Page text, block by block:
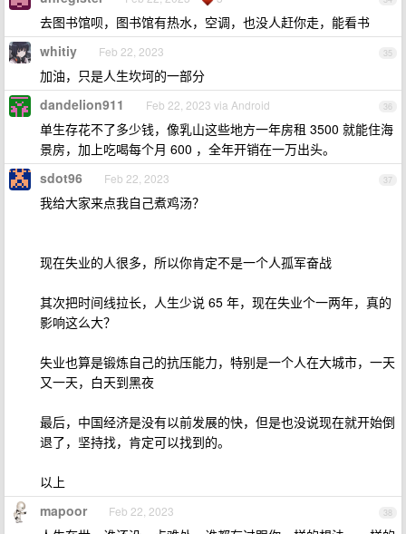
去图书馆呗，图书馆有热水，空调，也没人赶你走，能看书
35
whitiy Feb 22, 2023
加油，只是人生坎坷的一部分
36
dandelion911 Feb 22, 2023 via Android
单生存花不了多少钱，像乳山这些地方一年房租 3500 就能住海
景房，加上吃喝每个月 600 ，全年开销在一万出头。
37
sdot96 Feb 22, 2023
我给大家来点我自己煮鸡汤？
现在失业的人很多，所以你肯定不是一个人孤军奋战
其次把时间线拉长，人生少说 65 年，现在失业个一两年，真的
影响这么大？
失业也算是锻炼自己的抗压能力，特别是一个人在大城市，一天
又一天，白天到黑夜
最后，中国经济是没有以前发展的快，但是也没说现在就开始倒
退了，坚持找，肯定可以找到的。
以上
38
mapoor Feb 22, 2023